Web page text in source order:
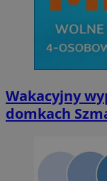
Wakacyjny
domkach
można
Nazwa
MvSessID